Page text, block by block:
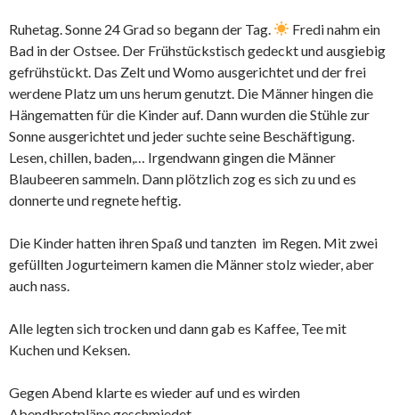
Ruhetag. Sonne 24 Grad so begann der Tag.
Fredi nahm ein
Bad in der Ostsee. Der Frühstückstisch gedeckt und ausgiebig
gefrühstückt. Das Zelt und Womo ausgerichtet und der frei
werdene Platz um uns herum genutzt. Die Männer hingen die
Hängematten für die Kinder auf. Dann wurden die Stühle zur
Sonne ausgerichtet und jeder suchte seine Beschäftigung.
Lesen, chillen, baden,… Irgendwann gingen die Männer
Blaubeeren sammeln. Dann plötzlich zog es sich zu und es
donnerte und regnete heftig.
Die Kinder hatten ihren Spaß und tanzten im Regen. Mit zwei
gefüllten Jogurteimern kamen die Männer stolz wieder, aber
auch nass.
Alle legten sich trocken und dann gab es Kaffee, Tee mit
Kuchen und Keksen.
Gegen Abend klarte es wieder auf und es wirden